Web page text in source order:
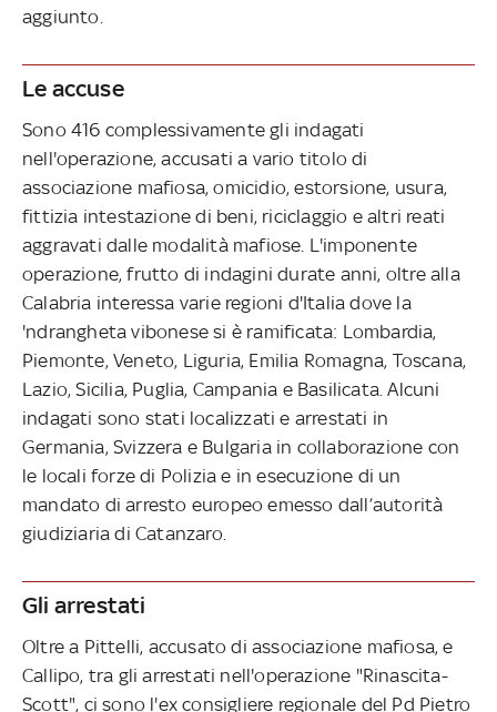
aggiunto.
Le accuse
Sono 416 complessivamente gli indagati
nell'operazione, accusati a vario titolo di
associazione mafiosa, omicidio, estorsione, usura,
fittizia intestazione di beni, riciclaggio e altri reati
aggravati dalle modalità mafiose. L'imponente
operazione, frutto di indagini durate anni, oltre alla
Calabria interessa varie regioni d'Italia dove la
'ndrangheta vibonese si è ramificata: Lombardia,
Piemonte, Veneto, Liguria, Emilia Romagna, Toscana,
Lazio, Sicilia, Puglia, Campania e Basilicata. Alcuni
indagati sono stati localizzati e arrestati in
Germania, Svizzera e Bulgaria in collaborazione con
le locali forze di Polizia e in esecuzione di un
mandato di arresto europeo emesso dall’autorità
giudiziaria di Catanzaro.
Gli arrestati
Oltre a Pittelli, accusato di associazione mafiosa, e
Callipo, tra gli arrestati nell'operazione "Rinascita-
Scott", ci sono l'ex consigliere regionale del Pd Pietro